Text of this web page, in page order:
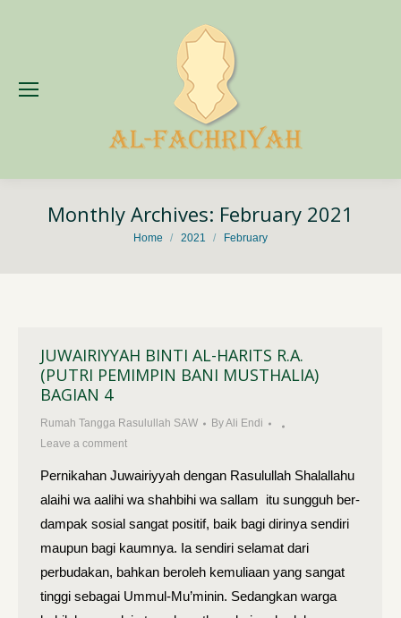
Monthly Archives: February 2021
You are here:
Home 2021 February
JUWAIRIYYAH BINTI AL-HARITS R.A.
(PUTRI PEMIMPIN BANI MUSTHALIA)
BAGIAN 4
Rumah Tangga Rasulullah SAW ByAli Endi
Leave a comment
Pernikahan Juwairiyyah dengan Rasulullah Shalallahu
alaihi wa aalihi wa shahbihi wa sallam itu sungguh ber­
dampak sosial sangat positif, baik bagi dirinya sendiri
maupun bagi kaumnya. Ia sendiri selamat dari
perbudakan, bahkan beroleh kemulia­an yang sangat
tinggi sebagai Ummul-Mu’minin. Sedangkan warga